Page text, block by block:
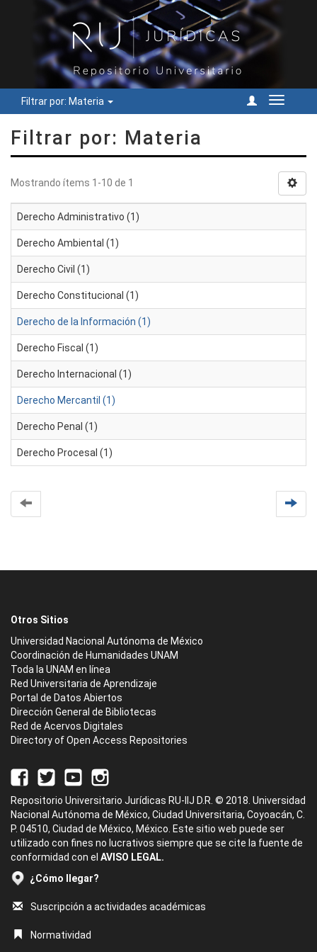
Filtrar por: Materia
Cambiar
Filtrar por: Materia
Mostrando ítems 1-10 de 1
Derecho Administrativo (1)
Derecho Ambiental (1)
Derecho Civil (1)
Derecho Constitucional (1)
Derecho de la Información (1)
Derecho Fiscal (1)
Derecho Internacional (1)
Derecho Mercantil (1)
Derecho Penal (1)
Derecho Procesal (1)
Otros Sitios
Universidad Nacional Autónoma de México
Coordinación de Humanidades UNAM
Toda la UNAM en línea
Red Universitaria de Aprendizaje
Portal de Datos Abiertos
Dirección General de Bibliotecas
Red de Acervos Digitales
Directory of Open Access Repositories
Repositorio Universitario Jurídicas RU-IIJ D.R. © 2018. Universidad
Nacional Autónoma de México, Ciudad Universitaria, Coyoacán, C.
P. 04510, Ciudad de México, México. Este sitio web puede ser
utilizado con fines no lucrativos siempre que se cite la fuente de
conformidad con el AVISO LEGAL.
¿Cómo llegar?
Suscripción a actividades académicas
Normatividad